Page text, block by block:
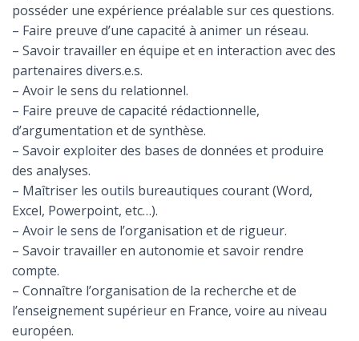
posséder une expérience préalable sur ces questions.
– Faire preuve d’une capacité à animer un réseau.
– Savoir travailler en équipe et en interaction avec des
partenaires divers.e.s.
– Avoir le sens du relationnel.
– Faire preuve de capacité rédactionnelle,
d’argumentation et de synthèse.
– Savoir exploiter des bases de données et produire
des analyses.
– Maîtriser les outils bureautiques courant (Word,
Excel, Powerpoint, etc…).
– Avoir le sens de l’organisation et de rigueur.
– Savoir travailler en autonomie et savoir rendre
compte.
– Connaître l’organisation de la recherche et de
l’enseignement supérieur en France, voire au niveau
européen.